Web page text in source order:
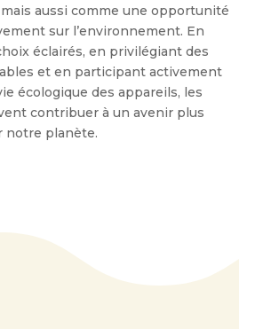
aussi comme une opportunité
sur l’environnement. En
éclairés, en privilégiant des
et en participant activement
écologique des appareils, les
contribuer à un avenir plus
notre planète.